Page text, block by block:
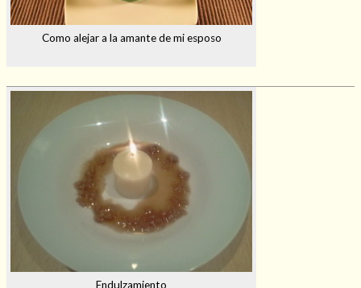
Como alejar a la amante de mi esposo
Endulzamiento